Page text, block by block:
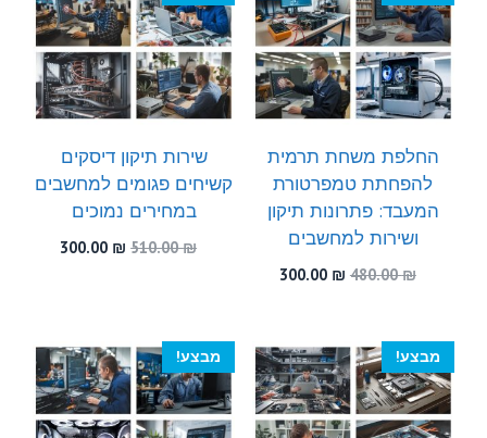
החלפת משחת תרמית
להפחתת טמפרטורת
המעבד: פתרונות תיקון
ושירות למחשבים
480.00₪
המחיר
480.00 ₪.
300.00 ₪
300.00 ₪.
שירות תיקון דיסקים
קשיחים פגומים למחשבים
במחירים נמוכים
510.00₪
המחיר
300.00 ₪
המחיר
מבצע! מבצע!